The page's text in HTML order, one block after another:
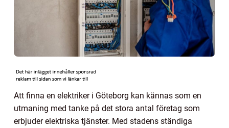
Att finna en elektriker i Göteborg kan kännas som en
utmaning med tanke på det stora antal företag som
erbjuder elektriska tjänster. Med stadens ständiga